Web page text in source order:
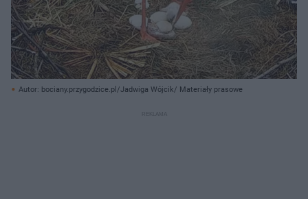
Autor: bociany.przygodzice.pl/Jadwiga Wójcik/ Materiały prasowe